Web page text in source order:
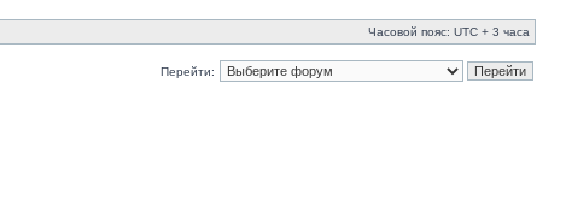
Часовой пояс: UTC + 3 часа
Перейти: